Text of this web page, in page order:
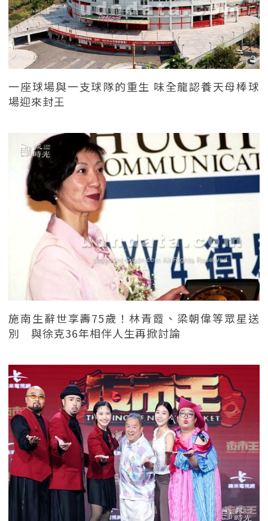
一座球場與一支球隊的重生 味全龍認養天母棒球
場迎來封王
施南生辭世享壽75歲！林青霞、梁朝偉等眾星送
別 與徐克36年相伴人生再掀討論